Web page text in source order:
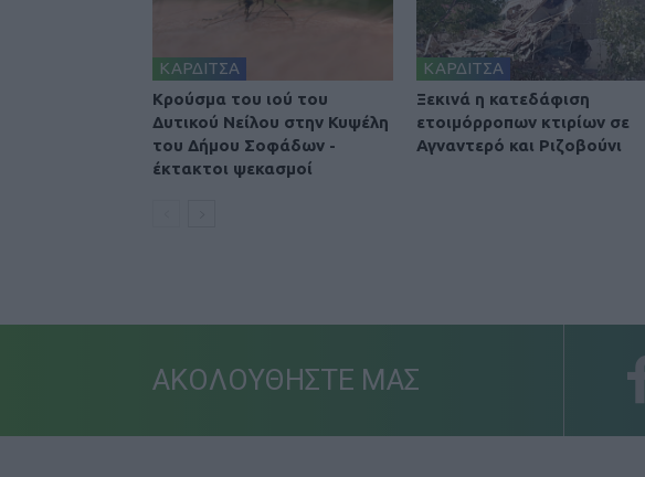
ΚΑΡΔΙΤΣΑ
Κρούσμα του ιού του
Δυτικού Νείλου στην Κυψέλη
του Δήμου Σοφάδων -
έκτακτοι ψεκασμοί
ΚΑΡΔΙΤΣΑ
Ξεκινά η κατεδάφιση
ετοιμόρροπων κτιρίων σε
Αγναντερό και Ριζοβούνι
ΑΚΟΛΟΥΘΗΣΤΕ ΜΑΣ